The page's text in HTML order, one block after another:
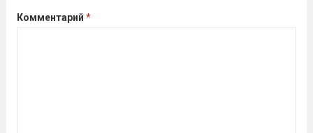
Комментарий *